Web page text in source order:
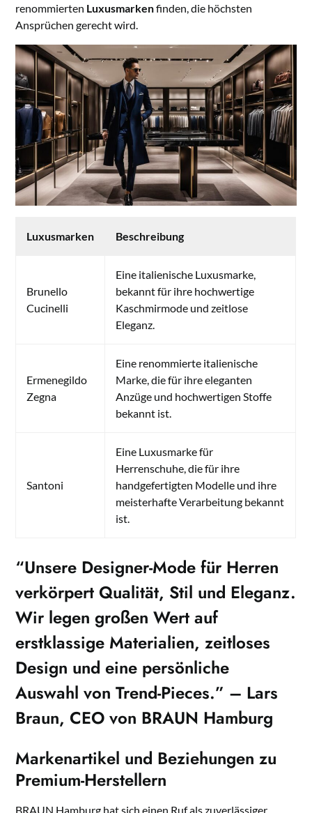
renommierten Luxusmarkenfinden, die höchsten
Ansprüchen gerecht wird.
Luxusmarken Beschreibung
Brunello
Cucinelli
Eine italienische Luxusmarke,
bekannt für ihre hochwertige
Kaschmirmode und zeitlose
Eleganz.
Ermenegildo
Zegna
Eine renommierte italienische
Marke, die für ihre eleganten
Anzüge und hochwertigen Stoffe
bekannt ist.
Santoni
Eine Luxusmarke für
Herrenschuhe, die für ihre
handgefertigten Modelle und ihre
meisterhafte Verarbeitung bekannt
ist.
“Unsere Designer-Mode für Herren
verkörpert Qualität, Stil und Eleganz.
Wir legen großen Wert auf
erstklassige Materialien, zeitloses
Design und eine persönliche
Auswahl von Trend-Pieces.” – Lars
Braun, CEO von BRAUN Hamburg
Markenartikel und Beziehungen zu
Premium-Herstellern
BRAUN Hamburg hat sich einen Ruf als zuverlässiger